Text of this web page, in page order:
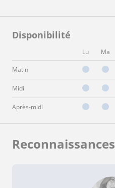
Disponibilité
Lu Ma
Matin
Midi
Après-midi
Reconnaissances